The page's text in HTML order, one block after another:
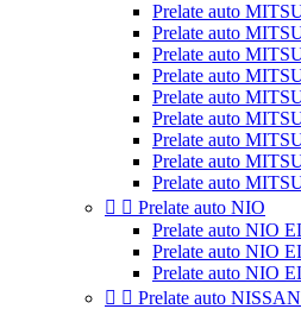
Prelate auto
Prelate auto
Prelate auto
Prelate auto
Prelate auto
Prelate auto
Prelate auto
Prelate auto
Prelate auto
  Prelate auto NIO
Prelate auto NIO
Prelate auto NIO
Prelate auto NIO
  Prelate auto NISSAN